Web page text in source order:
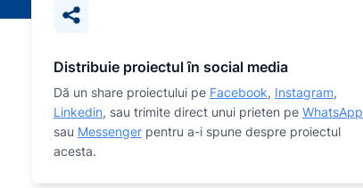
Distribuie proiectul în social media
Dă un share proiectului pe Facebook, Instagram,
Linkedin, sau trimite direct unui prieten pe WhatsApp
sau Messenger pentru a-i spune despre proiectul
acesta.